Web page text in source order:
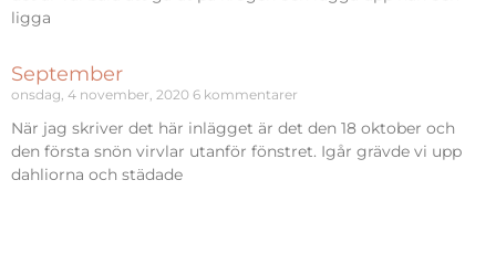
ligga
September
onsdag, 4 november, 2020 6 kommentarer
När jag skriver det här inlägget är det den 18 oktober och
den första snön virvlar utanför fönstret. Igår grävde vi upp
dahliorna och städade